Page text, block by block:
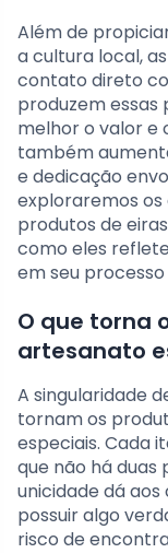
Além de
a cultura local,
contato direto
produzem essas
melhor o valor e
também
e dedicação
exploraremos
produtos de
como eles
em seu
O que torna
artesanato
A singularidade
tornam os
especiais. Cada
que não há duas
unicidade dá
possuir algo
risco de